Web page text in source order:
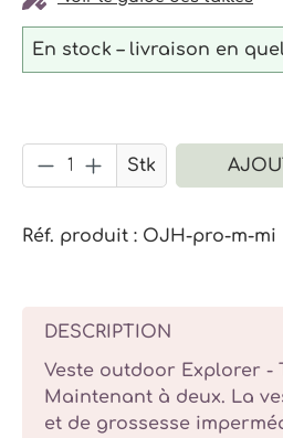
En stock – livraison en
Quantité de
Stk
Réf. produit : OJH-pro-m-mi
DESCRIPTION
Veste outdoor Explorer -
Maintenant à deux. La
et de grossesse